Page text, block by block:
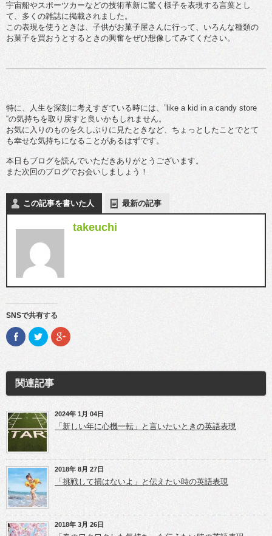
宇宙船やスポーツカーなどの技術革新に驚く様子を表現する言葉とし
て、多くの雑誌に掲載されました。
この表現を使うときは、子供がお菓子屋さんに行って、いろんな種類の
お菓子を買おうとするときの興奮をぜひ想像してみてください。
特に、人生を深刻に考えすぎている時には、”like a kid in a candy store
“の気持ちを取り戻すと良いかもしれません。
お気に入りのものを久しぶりに見たときなど、ちょっとしたことでとて
も幸せな気持ちになることがあるはずです。
本日もブログを読んでいただきありがとうございます。
また次回のブログでお会いしましょう！
この記事を書いた人 最新の記事
takeuchi
SNSで共有する
F
a
o
o
k
で
(新
し
い
ウ
ン
ド
ウ
で
開
き
ま
す)
ク
リ
て
T
w
i
e
r
で
共
(新
し
い
ウ
ィ
ド
ウ
で
開
き
ま
ク
リ
て
o
e
+
で
し
い
ウ
ィ
ン
開
き
ま
関連記事
2024年 1月 04日
「新しい年に心機一転」と言いたいときの英語表現
2018年 8月 27日
「挑戦して損はないよ」と伝えたい時の英語表現
2018年 3月 26日